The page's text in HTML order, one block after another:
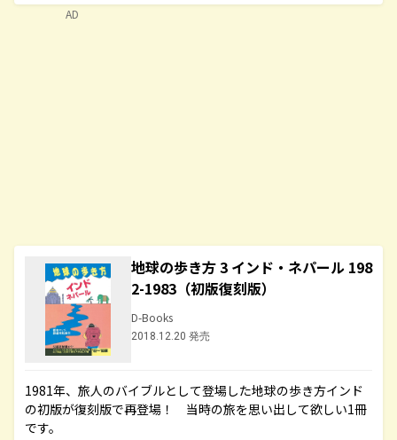
地球の歩き方 3 インド・ネパール 198
2-1983（初版復刻版）
D-Books
2018.12.20 発売
1981年、旅人のバイブルとして登場した地球の歩き方インド
の初版が復刻版で再登場！ 当時の旅を思い出して欲しい1冊
です。
AD